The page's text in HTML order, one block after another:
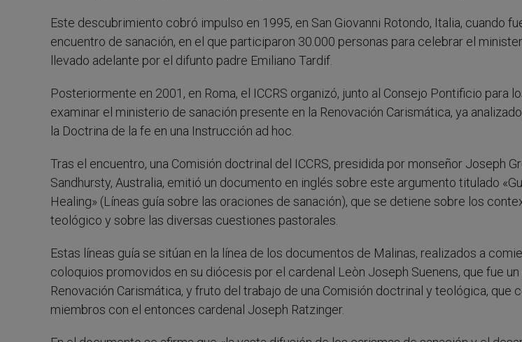
Este descubrimiento cobró impulso en 1995, en San Giovanni Rotondo, Italia, cuando
encuentro de sanación, en el que participaron 30.000 personas para celebrar el
llevado adelante por el difunto padre Emiliano Tardif.
Posteriormente en 2001, en Roma, el ICCRS organizó, junto al Consejo Pontificio para
examinar el ministerio de sanación presente en la Renovación Carismática, ya
la Doctrina de la fe en una Instrucción ad hoc.
Tras el encuentro, una Comisión doctrinal del ICCRS, presidida por monseñor Joseph
Sandhursty, Australia, emitió un documento en inglés sobre este argumento titulado
Healing» (Líneas guía sobre las oraciones de sanación), que se detiene sobre los
teológico y sobre las diversas cuestiones pastorales.
Estas líneas guía se sitúan en la línea de los documentos de Malinas, realizados a
coloquios promovidos en su diócesis por el cardenal Leòn Joseph Suenens, que fue
Renovación Carismática, y fruto del trabajo de una Comisión doctrinal y teológica, que
miembros con el entonces cardenal Joseph Ratzinger.